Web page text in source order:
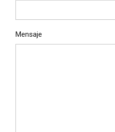
Mensaje